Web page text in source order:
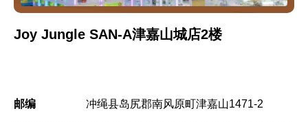
Joy Jungle SAN-A津嘉山城店2楼
邮编 冲绳县岛尻郡南风原町津嘉山1471-2